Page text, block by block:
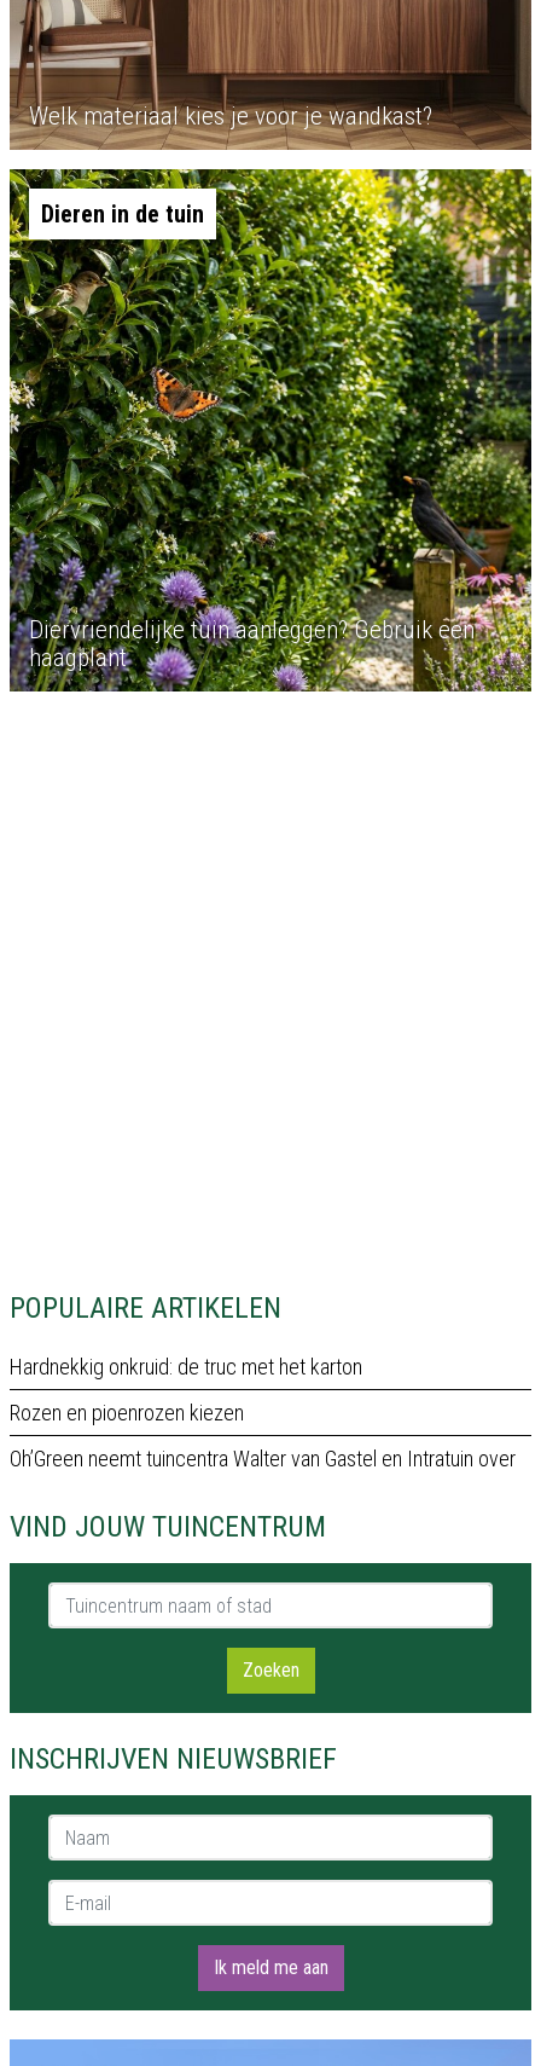
POPULAIRE ARTIKELEN
Hardnekkig onkruid: de truc met het karton
Rozen en pioenrozen kiezen
Oh’Green neemt tuincentra Walter van Gastel en Intratuin over
VIND JOUW TUINCENTRUM
Tuincentrum naam of stad
Zoeken
INSCHRIJVEN NIEUWSBRIEF
Naam *
E-mail *
Ik meld me aan
Welk materiaal kies je voor je wandkast?
Dieren in de tuin
Diervriendelijke tuin aanleggen? Gebruik een
haagplant